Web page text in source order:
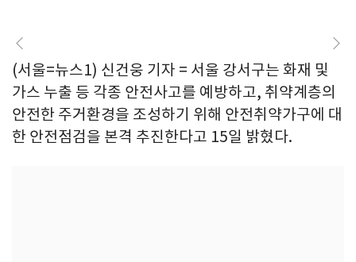
(서울=뉴스1) 신건웅 기자 = 서울 강서구는 화재 및
가스 누출 등 각종 안전사고를 예방하고, 취약계층의
안전한 주거환경을 조성하기 위해 안전취약가구에 대
한 안전점검을 본격 추진한다고 15일 밝혔다.